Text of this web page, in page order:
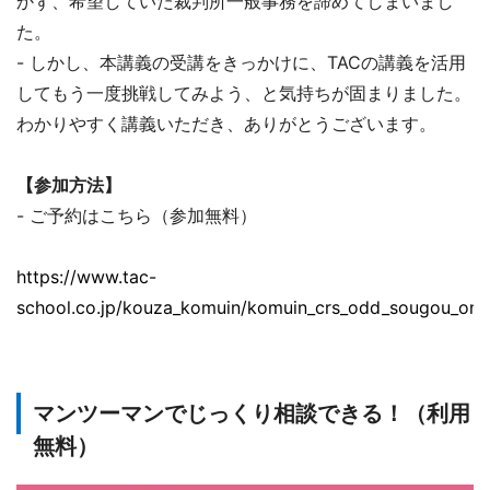
た。
- しかし、本講義の受講をきっかけに、TACの講義を活用
してもう一度挑戦してみよう、と気持ちが固まりました。
わかりやすく講義いただき、ありがとうございます。
【参加方法】
- ご予約はこちら（参加無料）
https://www.tac-
school.co.jp/kouza_komuin/
マンツーマンでじっくり相談できる！（利用
無料）